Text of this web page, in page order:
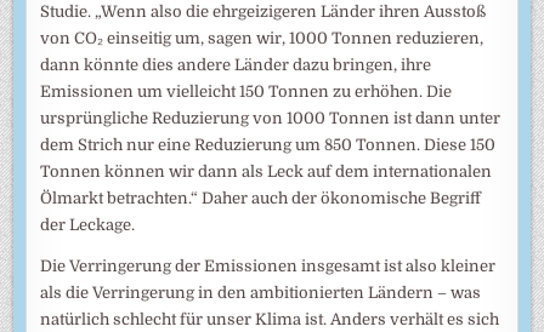
Studie. „Wenn also die ehrgeizigeren Länder ihren Ausstoß
von CO₂ einseitig um, sagen wir, 1000 Tonnen reduzieren,
dann könnte dies andere Länder dazu bringen, ihre
Emissionen um vielleicht 150 Tonnen zu erhöhen. Die
ursprüngliche Reduzierung von 1000 Tonnen ist dann unter
dem Strich nur eine Reduzierung um 850 Tonnen. Diese 150
Tonnen können wir dann als Leck auf dem internationalen
Ölmarkt betrachten.“ Daher auch der ökonomische Begriff
der Leckage.
Die Verringerung der Emissionen insgesamt ist also kleiner
als die Verringerung in den ambitionierten Ländern – was
natürlich schlecht für unser Klima ist. Anders verhält es sich